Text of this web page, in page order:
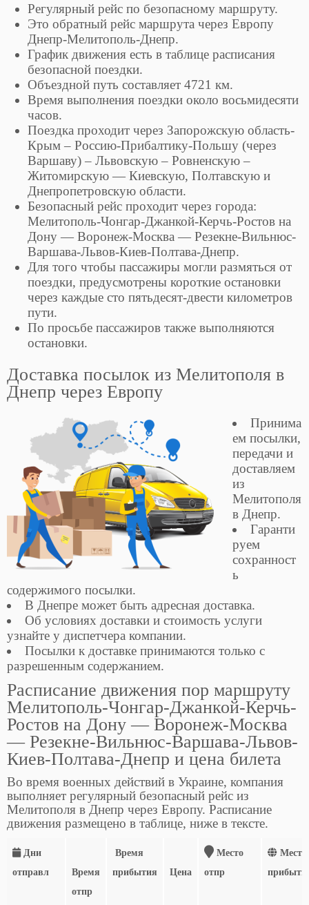
Регулярный рейс по безопасному маршруту.
Это обратный рейс маршрута через Европу
Днепр-Мелитополь-Днепр.
График движения есть в таблице расписания
безопасной поездки.
Объездной путь составляет 4721 км.
Время выполнения поездки около восьмидесяти
часов.
Поездка проходит через Запорожскую область-
Крым – Россию-Прибалтику-Польшу (через
Варшаву) – Львовскую – Ровненскую –
Житомирскую — Киевскую, Полтавскую и
Днепропетровскую области.
Безопасный рейс проходит через города:
Мелитополь-Чонгар-Джанкой-Керчь-Ростов на
Дону — Воронеж-Москва — Резекне-Вильнюс-
Варшава-Львов-Киев-Полтава-Днепр.
Для того чтобы пассажиры могли размяться от
поездки, предусмотрены короткие остановки
через каждые сто пятьдесят-двести километров
пути.
По просьбе пассажиров также выполняются
остановки.
Доставка посылок из Мелитополя в
Днепр через Европу
Принима
ем посылки,
передачи и
доставляем
из
Мелитополя
в Днепр.
Гаранти
руем
сохранност
ь
содержимого посылки.
В Днепре может быть адресная доставка.
Об условиях доставки и стоимость услуги
узнайте у диспетчера компании.
Посылки к доставке принимаются только с
разрешенным содержанием.
Расписание движения пор маршруту
Мелитополь-Чонгар-Джанкой-Керчь-
Ростов на Дону — Воронеж-Москва
— Резекне-Вильнюс-Варшава-Львов-
Киев-Полтава-Днепр и цена билета
Во время военных действий в Украине, компания
выполняет регулярный безопасный рейс из
Мелитополя в Днепр через Европу. Расписание
движения размещено в таблице, ниже в тексте.
Дни
отправл
Время
отпр
Время
прибытия
Цена
Место
отпр
Место